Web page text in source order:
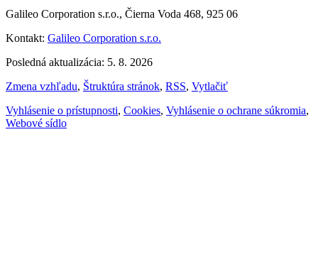
Galileo Corporation s.r.o., Čierna Voda 468, 925 06
Kontakt: Galileo Corporation s.r.o.
Posledná aktualizácia: 5. 8. 2026
Zmena vzhľadu, Štruktúra stránok, RSS, Vytlačiť
Vyhlásenie o prístupnosti, Cookies, Vyhlásenie o ochrane súkromia,
Webové sídlo